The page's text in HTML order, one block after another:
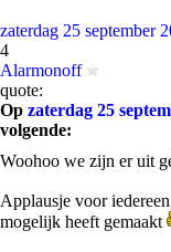
zaterdag 25 september
4
Alarmonoff
quote:
Op zaterdag 25
volgende:
Woohoo we zijn er uit
Applausje voor
mogelijk heeft gemaakt